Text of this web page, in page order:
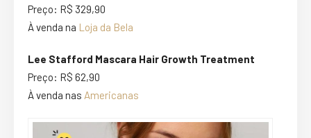
Preço: R$ 329,90
À venda na Loja da Bela
Lee Stafford Mascara Hair Growth Treatment
Preço: R$ 62,90
À venda nas Americanas